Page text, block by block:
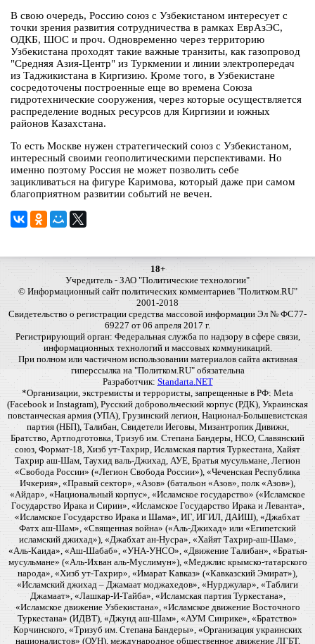
В свою очередь, Россию союз с Узбекистаном интересует с
точки зрения развития сотрудничества в рамках ЕврАзЭС,
ОДКБ, ШОС и проч. Одновременно через территорию
Узбекистана проходят такие важные транзиты, как газопровод
"Средняя Азия-Центр" из Туркмении и линии электропередач
из Таджикистана в Киргизию. Кроме того, в Узбекистане
сосредоточены построенные еще во времена Союза
гидротехнические сооружения, через которые осуществляется
распределение водных ресурсов для Киргизии и южных
районов Казахстана.
То есть Москве нужен стратегический союз с Узбекистаном,
интересный своими геополитическими перспективами. Но
именно поэтому Россия не может позволить себе
зацикливаться на фигуре Каримова, который даже при самом
благоприятном развитии событий не вечен.
18+
Учредитель - ЗАО "Политические технологии"
© Информационный сайт политических комментариев "Политком.RU"
2001-2018
Свидетельство о регистрации средства массовой информации Эл № ФС77-
69227 от 06 апреля 2017 г.
Регистрирующий орган: Федеральная служба по надзору в сфере связи,
информационных технологий и массовых коммуникаций.
При полном или частичном использовании материалов сайта активная
гиперссылка на "Политком.RU" обязательна
Разработчик: Standarta.NET
*Организации, экстремисты и террористы, запрещенные в РФ: Meta
(Facebook и Instagram), Русский добровольческий корпус (РДК), Украинская
повстанческая армия (УПА), Грузинский легион, Национал-Большевистская
партия (НБП), Талибан, Свидетели Иеговы, Мизантропик Дивижн,
Братство, Артподготовка, Тризуб им. Степана Бандеры, НСО, Славянский
союз, Формат-18, Хизб ут-Тахрир, Исламская партия Туркестана, Хайят
Тахрир аш-Шам, Таухид валь-Джихад, АУЕ, Братья мусульмане, Легион
«Свобода России» («Легион Свобода России»), «Чеченская Республика
Ичкерия», «Правый сектор», «Азов» (батальон «Азов», полк «Азов»),
«Айдар», «Национальный корпус», «Исламское государство» («Исламское
Государство Ирака и Сирии», «Исламское Государство Ирака и Леванта»,
«Исламское Государство Ирака и Шама», ИГ, ИГИЛ, ДАИШ), «Джабхат
Фатх аш-Шам», «Священная война» («Аль-Джихад» или «Египетский
исламский джихад»), «Джабхат ан-Нусра», «Хайят Тахрир-аш-Шам»,
«Аль-Каида», «Аш-Шабаб», «УНА-УНСО», «Движение Талибан», «Братья-
мусульмане» («Аль-Ихван аль-Муслимун»), «Меджлис крымско-татарского
народа», «Хизб ут-Тахрир», «Имарат Кавказ» («Кавказский Эмират»),
«Исламский джихад – Джамаат моджахедов», «Нурджулар», «Таблиги
Джамаат», «Лашкар-И-Тайба», «Исламская партия Туркестана»,
«Исламское движение Узбекистана», «Исламское движение Восточного
Туркестана» (ИДВТ), «Джунд аш-Шам», «АУМ Синрике», «Братство»
Корчинского, «Тризуб им. Степана Бандеры», «Организация украинских
националистов» (ОУН), международное общественное движение ЛГБТ,